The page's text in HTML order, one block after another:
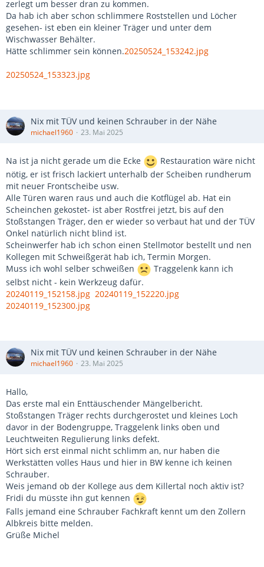
zerlegt um besser dran zu kommen.
Da hab ich aber schon schlimmere Roststellen und Löcher
gesehen- ist eben ein kleiner Träger und unter dem
Wischwasser Behälter.
Hätte schlimmer sein können.20250524_153242.jpg
20250524_153323.jpg
Nix mit TÜV und keinen Schrauber in der Nähe
michael1960 23. Mai 2025
Na ist ja nicht gerade um die Ecke
Restauration wäre nicht
nötig, er ist frisch lackiert unterhalb der Scheiben rundherum
mit neuer Frontscheibe usw.
Alle Türen waren raus und auch die Kotflügel ab. Hat ein
Scheinchen gekostet- ist aber Rostfrei jetzt, bis auf den
Stoßstangen Träger, den er wieder so verbaut hat und der TÜV
Onkel natürlich nicht blind ist.
Scheinwerfer hab ich schon einen Stellmotor bestellt und nen
Kollegen mit Schweißgerät hab ich, Termin Morgen.
Muss ich wohl selber schweißen
Traggelenk kann ich
selbst nicht - kein Werkzeug dafür.
20240119_152158.jpg 20240119_152220.jpg
20240119_152300.jpg
Nix mit TÜV und keinen Schrauber in der Nähe
michael1960 23. Mai 2025
Hallo,
Das erste mal ein Enttäuschender Mängelbericht.
Stoßstangen Träger rechts durchgerostet und kleines Loch
davor in der Bodengruppe, Traggelenk links oben und
Leuchtweiten Regulierung links defekt.
Hört sich erst einmal nicht schlimm an, nur haben die
Werkstätten volles Haus und hier in BW kenne ich keinen
Schrauber.
Weis jemand ob der Kollege aus dem Killertal noch aktiv ist?
Fridi du müsste ihn gut kennen
Falls jemand eine Schrauber Fachkraft kennt um den Zollern
Albkreis bitte melden.
Grüße Michel